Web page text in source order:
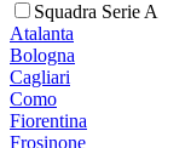
Squadra Serie A
Atalanta
Bologna
Cagliari
Como
Fiorentina
Frosinone